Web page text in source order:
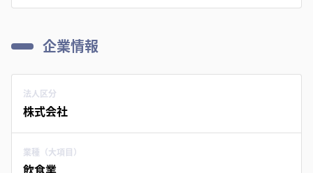
企業情報
法人区分
株式会社
業種（大項目）
飲食業